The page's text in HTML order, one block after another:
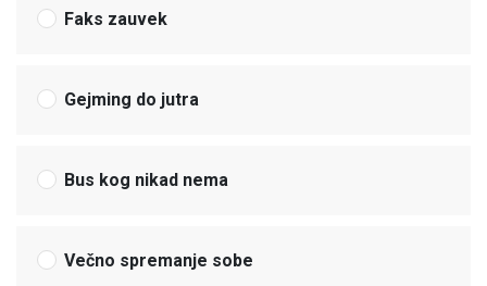
Faks zauvek
Gejming do jutra
Bus kog nikad nema
Večno spremanje sobe